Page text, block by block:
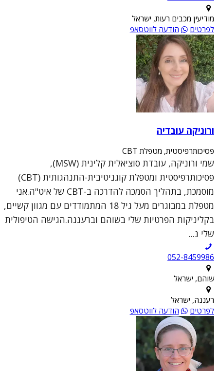
מודיעין מכבים רעות, ישראל
לפרטים
הודעה לווטסאפ
ורוניקה עובדיה
פסיכותרפיסטית, מטפלת CBT
שמי ורוניקה, עובדת סוציאלית קלינית (MSW),
פסיכותרפיסטית ומטפלת קוגניטיבית-התנהגותית (CBT)
מוסמכת, בתהליך הסמכה להדרכה ב-CBT של איט"ה.אני
מטפלת במבוגרים מעל גיל 18 המתמודדים עם מגוון קשיים,
בקליניקות הפרטיות שלי בשוהם וברעננה.הגישה הטיפולית
שלי נ...
052-8459986
שוהם, ישראל
רעננה, ישראל
לפרטים
הודעה לווטסאפ